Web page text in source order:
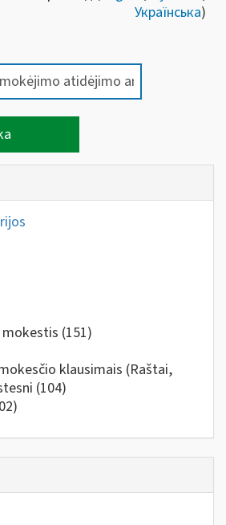
Українська)
mokestis (151)
klausimais (Raštai,
(104)